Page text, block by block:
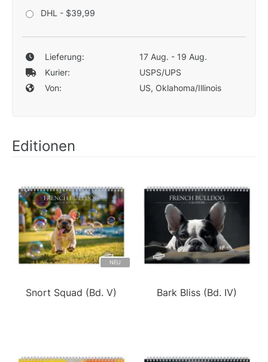
DHL - $39,99
Lieferung:
17 Aug. - 19 Aug.
Kurier:
USPS/UPS
Von:
US, Oklahoma/Illinois
Editionen
NEU
Snort Squad (Bd. V) Bark Bliss (Bd. IV)